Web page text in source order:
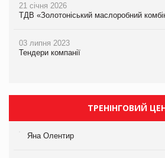
21 січня 2026
ТДВ «Золотоніський маслоробний
03 липня 2023
Тендери компанії
ТРЕНІНГОВИЙ
Яна Олентир